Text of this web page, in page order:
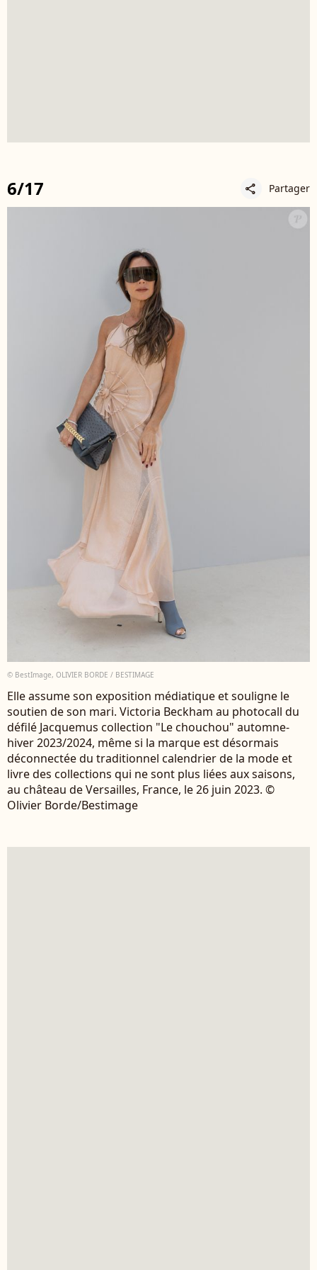
6/17 share Partager
© BestImage, OLIVIER BORDE / BESTIMAGE
Elle assume son exposition médiatique et souligne le
soutien de son mari. Victoria Beckham au photocall du
défilé Jacquemus collection "Le chouchou" automne-
hiver 2023/2024, même si la marque est désormais
déconnectée du traditionnel calendrier de la mode et
livre des collections qui ne sont plus liées aux saisons,
au château de Versailles, France, le 26 juin 2023. ©
Olivier Borde/Bestimage